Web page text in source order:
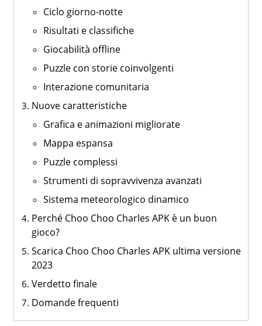
Ciclo giorno-notte
Risultati e classifiche
Giocabilità offline
Puzzle con storie coinvolgenti
Interazione comunitaria
Nuove caratteristiche
Grafica e animazioni migliorate
Mappa espansa
Puzzle complessi
Strumenti di sopravvivenza avanzati
Sistema meteorologico dinamico
Perché Choo Choo Charles APK è un buon
gioco?
Scarica Choo Choo Charles APK ultima versione
2023
Verdetto finale
Domande frequenti